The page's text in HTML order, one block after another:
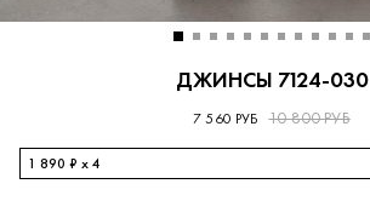
ДЖИНСЫ 7124-030
7 560 РУБ 10 800 РУБ
1 890 ₽ x 4